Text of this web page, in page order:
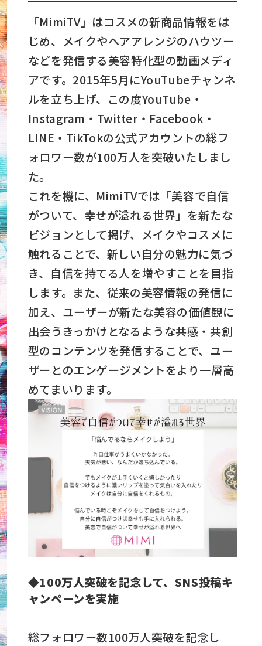
「MimiTV」はコスメの新商品情報をは
じめ、メイクやヘアアレンジのハウツー
などを発信する美容特化型の動画メディ
アです。2015年5月にYouTubeチャンネ
ルを立ち上げ、この度YouTube・
Instagram・Twitter・Facebook・
LINE・TikTokの公式アカウントの総フ
ォロワー数が100万人を突破いたしまし
た。
これを機に、MimiTVでは「美容で自信
がついて、幸せが溢れる世界」を新たな
ビジョンとして掲げ、メイクやコスメに
触れることで、新しい自分の魅力に気づ
き、自信を持てる人を増やすことを目指
します。また、従来の美容情報の発信に
加え、ユーザーが新たな美容の価値観に
出会うきっかけとなるような共感・共創
型のコンテンツを発信することで、ユー
ザーとのエンゲージメントをより一層高
めてまいります。
◆100万人突破を記念して、SNS投稿キ
ャンペーンを実施
総フォロワー数100万人突破を記念し